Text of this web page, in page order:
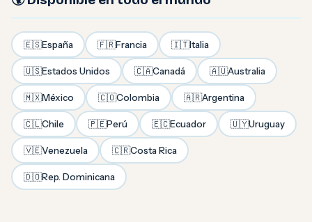
🇪🇸España 🇫🇷Francia 🇮🇹Italia
🇺🇸Estados Unidos 🇨🇦Canadá 🇦🇺Australia
🇲🇽México 🇨🇴Colombia 🇦🇷Argentina
🇨🇱Chile 🇵🇪Perú 🇪🇨Ecuador 🇺🇾Uruguay
🇻🇪Venezuela 🇨🇷Costa Rica
🇩🇴Rep. Dominicana